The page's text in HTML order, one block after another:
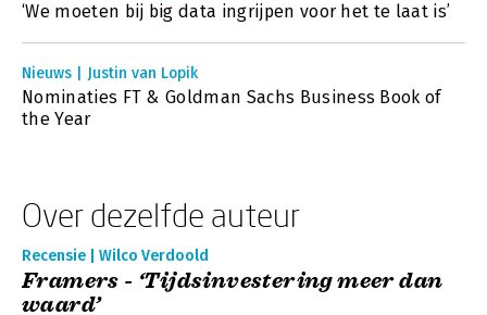
‘We moeten bij big data ingrijpen voor het te laat is’
Nieuws | Justin van Lopik
Nominaties FT & Goldman Sachs Business Book of
the Year
Over dezelfde auteur
Recensie | Wilco Verdoold
Framers - ‘Tijdsinvestering meer dan
waard’